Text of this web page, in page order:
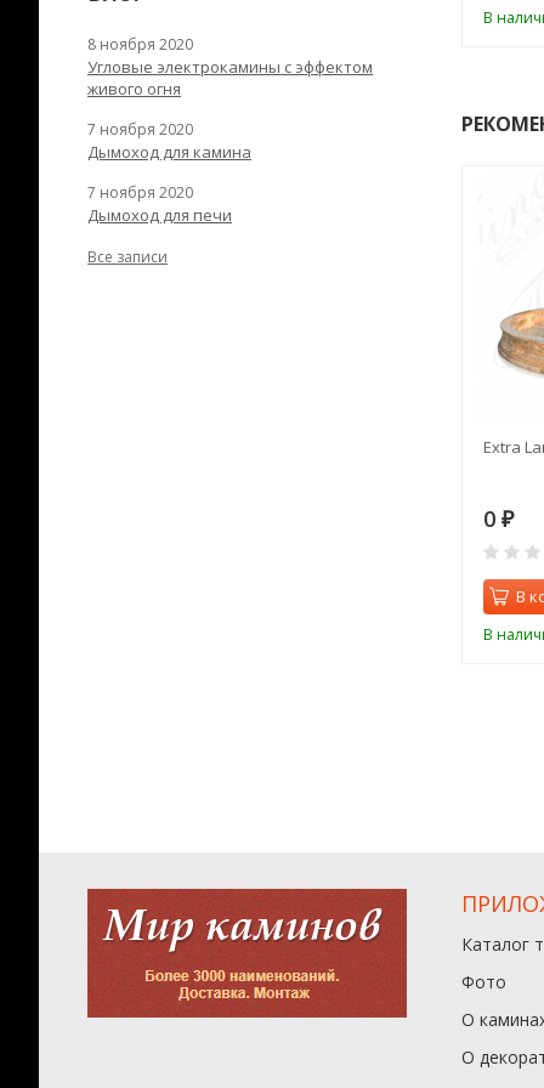
В
Extra
0 ₽
В
В
8 ноября 2020
Угловые электрокамины с эффектом
живого огня
7 ноября 2020
Дымоход для камина
7 ноября 2020
Дымоход для печи
Все записи
Каталог
Фото
О
О